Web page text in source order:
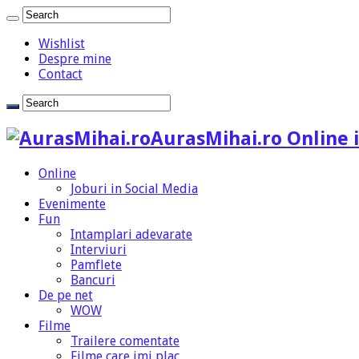
Wishlist
Despre mine
Contact
AurasMihai.ro Online
Online
Joburi in Social Media
Evenimente
Fun
Intamplari adevarate
Interviuri
Pamflete
Bancuri
De pe net
WOW
Filme
Trailere comentate